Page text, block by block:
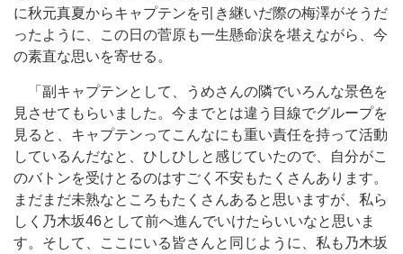
に秋元真夏からキャプテンを引き継いだ際の梅澤がそうだ
ったように、この日の菅原も一生懸命涙を堪えながら、今
の素直な思いを寄せる。
「副キャプテンとして、うめさんの隣でいろんな景色を
見させてもらいました。今までとは違う目線でグループを
見ると、キャプテンってこんなにも重い責任を持って活動
しているんだなと、ひしひしと感じていたので、自分がこ
のバトンを受けとるのはすごく不安もたくさんあります。
まだまだ未熟なところもたくさんあると思いますが、私ら
しく乃木坂46として前へ進んでいけたらいいなと思いま
す。そして、ここにいる皆さんと同じように、私も乃木坂